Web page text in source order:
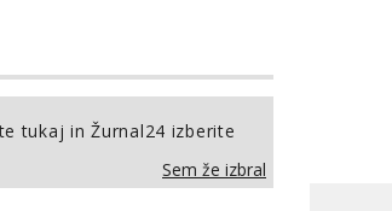
tukaj in Žurnal24 izberite
Sem že izbral